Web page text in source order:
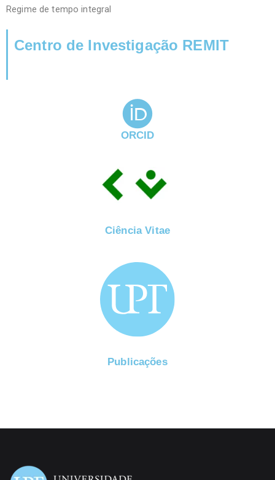
Regime de tempo integral
Centro de Investigação REMIT
ORCID
Ciência Vitae
Publicações